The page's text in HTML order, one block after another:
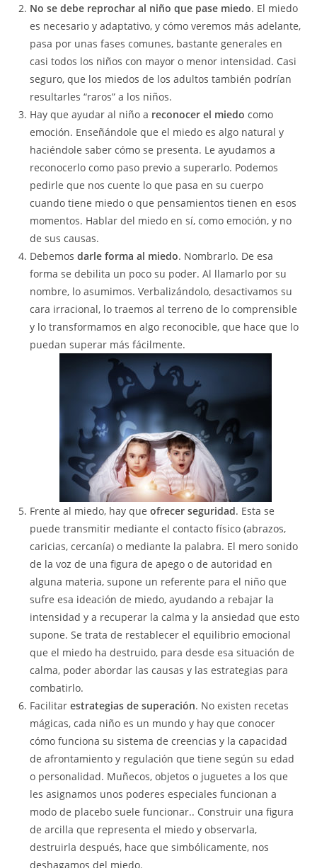
No se debe reprochar al niño que pase miedo. El miedo
es necesario y adaptativo, y cómo veremos más adelante,
pasa por unas fases comunes, bastante generales en
casi todos los niños con mayor o menor intensidad. Casi
seguro, que los miedos de los adultos también podrían
resultarles “raros” a los niños.
Hay que ayudar al niño a reconocer el miedo como
emoción. Enseñándole que el miedo es algo natural y
haciéndole saber cómo se presenta. Le ayudamos a
reconocerlo como paso previo a superarlo. Podemos
pedirle que nos cuente lo que pasa en su cuerpo
cuando tiene miedo o que pensamientos tienen en esos
momentos. Hablar del miedo en sí, como emoción, y no
de sus causas.
Debemosdarle forma al miedo. Nombrarlo. De esa
forma se debilita un poco su poder. Al llamarlo por su
nombre, lo asumimos. Verbalizándolo, desactivamos su
cara irracional, lo traemos al terreno de lo comprensible
y lo transformamos en algo reconocible, que hace que lo
puedan superar más fácilmente.
Frente al miedo, hay queofrecer seguridad. Esta se
puede transmitir mediante el contacto físico (abrazos,
caricias, cercanía) o mediante la palabra. El mero sonido
de la voz de una figura de apego o de autoridad en
alguna materia, supone un referente para el niño que
sufre esa ideación de miedo, ayudando a rebajar la
intensidad y a recuperar la calma y la ansiedad que esto
supone. Se trata de restablecer el equilibrio emocional
que el miedo ha destruido, para desde esa situación de
calma, poder abordar las causas y las estrategias para
combatirlo.
Facilitarestrategias de superación. No existen recetas
mágicas, cada niño es un mundo y hay que conocer
cómo funciona su sistema de creencias y la capacidad
de afrontamiento y regulación que tiene según su edad
o personalidad. Muñecos, objetos o juguetes a los que
les asignamos unos poderes especiales funcionan a
modo de placebo suele funcionar.. Construir una figura
de arcilla que representa el miedo y observarla,
destruirla después, hace que simbólicamente, nos
deshagamos del miedo.